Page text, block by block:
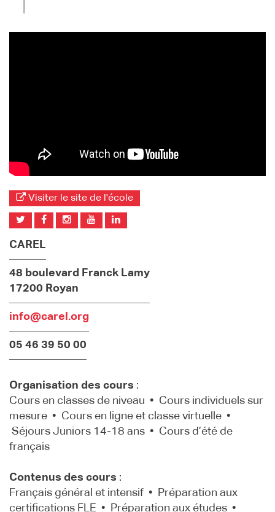
Visiter le site de l'école
CAREL
48 boulevard Franck Lamy
17200 Royan
info@carel.org
05 46 39 50 00
Organisation des cours :
Cours en classes de niveau • Cours individuels sur
mesure • Cours en ligne et classe virtuelle •
Séjours Juniors 14-18 ans • Cours d’été de
français
Contenus des cours :
Français général et intensif • Préparation aux
certifications FLE • Préparation aux études •